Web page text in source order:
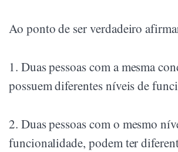
Ao ponto de ser verdadeiro
1. Duas pessoas com a mesma
possuem diferentes níveis de
2. Duas pessoas com o mesmo
funcionalidade, podem ter